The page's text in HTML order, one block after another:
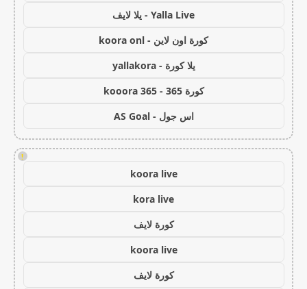
Yalla Live - يلا لايف
كورة اون لاين - koora onl
يلا كورة - yallakora
كورة 365 - kooora 365
اس جول - AS Goal
!
koora live
kora live
كورة لايف
koora live
كورة لايف